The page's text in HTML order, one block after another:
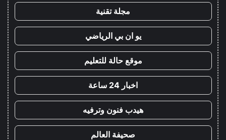
مجلة تقنية
يو ان بي الرياضي
موقع حالة للتعليم
اخبار 24 ساعة
هيدب فنون وترفيه
صحيفة العالم